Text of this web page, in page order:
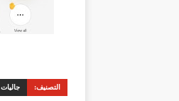
التصنيف: جاليات